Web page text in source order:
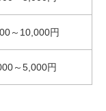
～10,000円
～5,000円